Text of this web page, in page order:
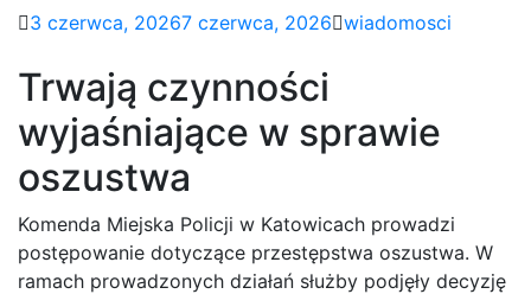
3 czerwca, 20267 czerwca, 2026 wiadomosci
Trwają czynności
wyjaśniające w sprawie
oszustwa
Komenda Miejska Policji w Katowicach prowadzi
postępowanie dotyczące przestępstwa oszustwa. W
ramach prowadzonych działań służby podjęły decyzję